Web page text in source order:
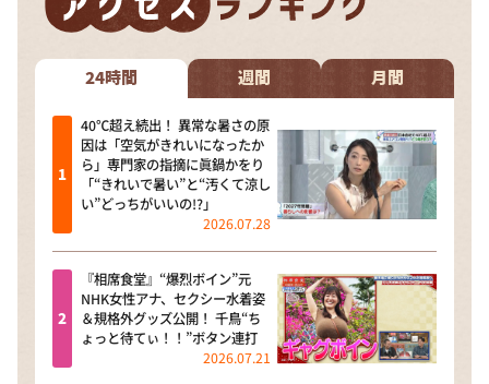
24時間 週間 月間
40℃超え続出！ 異常な暑さの原
因は「空気がきれいになったか
ら」専門家の指摘に眞鍋かをり
「“きれいで暑い”と“汚くて涼し
い”どっちがいいの!?」
2026.07.28
『相席食堂』“爆烈ボイン”元
NHK女性アナ、セクシー水着姿
＆規格外グッズ公開！ 千鳥“ち
ょっと待てぃ！！”ボタン連打
2026.07.21